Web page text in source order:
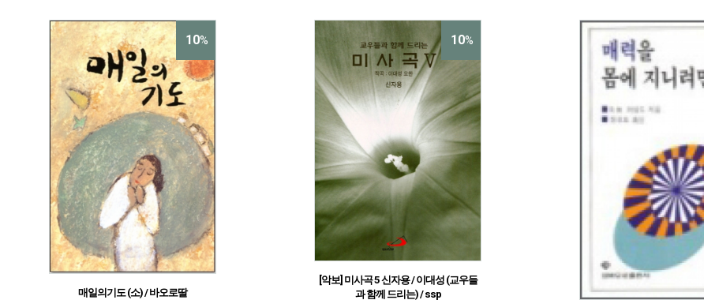
10%
매일의기도 (소) / 바오로딸
10%
[악보] 미사곡 5 신자용 / 이대성 (교우들
과 함께 드리는) / ssp